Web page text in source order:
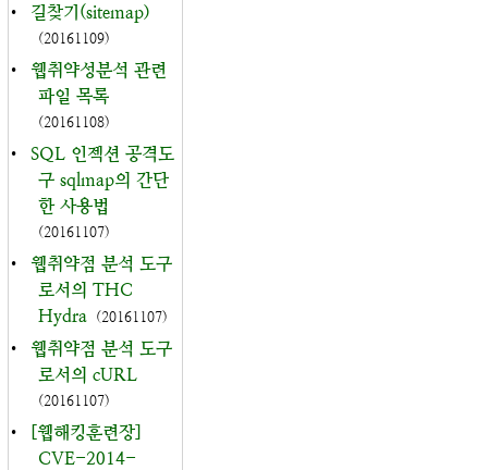
• 길찾기(sitemap)
(20161109)
•
웹취약성분석 관련
파일 목록
(20161108)
•
SQL 인젝션 공격도
구 sqlmap의 간단
한 사용법
(20161107)
•
웹취약점 분석 도구
로서의 THC
Hydra (20161107)
•
웹취약점 분석 도구
로서의 cURL
(20161107)
•
[웹해킹훈련장]
CVE-2014-